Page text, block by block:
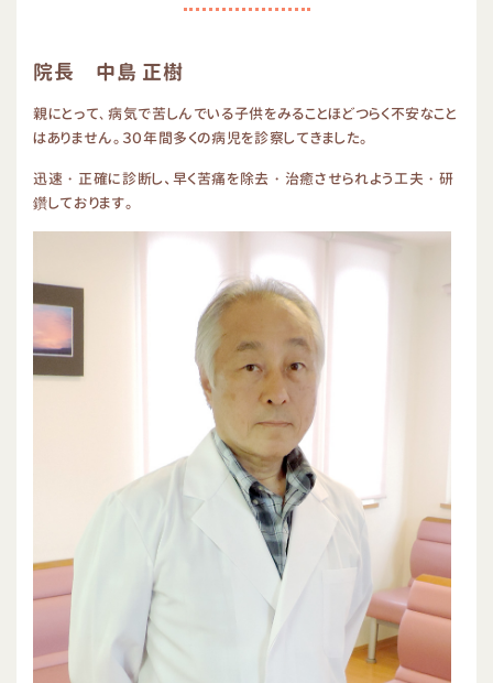
院長 中島 正樹
親にとって､病気で苦しんでいる子供をみることほどつらく不安なこと
はありません。 ３０年間多くの病児を診察してきました。
迅速・正確に診断し、早く苦痛を除去・治癒させられよう工夫・研
鑽しております。